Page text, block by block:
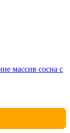
массив сосна с